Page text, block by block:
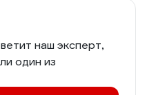
наш эксперт,
один из